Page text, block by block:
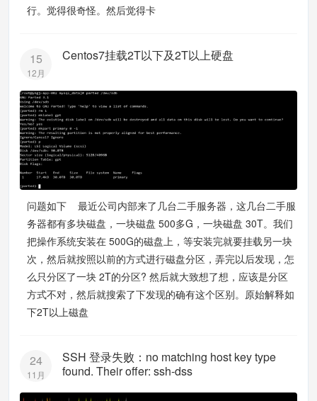
行。觉得很奇怪。然后觉得卡
15
12月
Centos7挂载2T以下及2T以上硬盘
问题如下 最近公司内部来了几台二手服务器，这几台二手服
务器都有多块磁盘，一块磁盘 500多G，一块磁盘 30T。我们
把操作系统安装在 500G的磁盘上，等安装完就要挂载另一块
次，然后就按照以前的方式进行磁盘分区，弄完以后发现，怎
么只分区了一块 2T的分区? 然后就大致想了想，应该是分区
方式不对，然后就搜索了下发现的确有这个区别。原始解释如
下2T以上磁盘
24
11月
SSH 登录失败：no matching host key type
found. Their offer: ssh-dss